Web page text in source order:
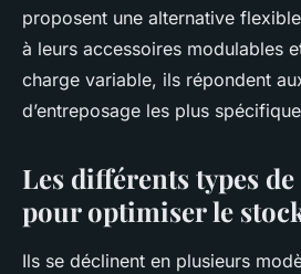
proposent une alternative
à leurs accessoires modulables
charge variable, ils répondent
d’entreposage les plus
Les différents types
pour optimiser le
Ils se déclinent en plusieurs